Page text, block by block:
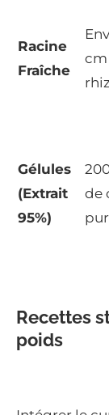
Racine
Fraîche
Gélules
(Extrait
95%)
de
Recettes
poids